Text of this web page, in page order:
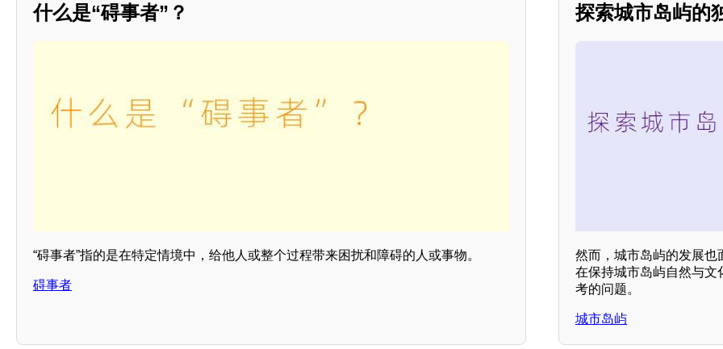
什么是“碍事者”？
“碍事者”指的是在特定情境中，给他人或整个过程带来困扰和障碍的人或事物。
碍事者
探索城市岛屿的
然而，城市岛屿的发展也
在保持城市岛屿自然与文
考的问题。
城市岛屿